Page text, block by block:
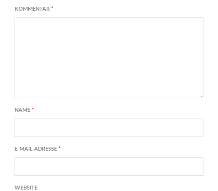
KOMMENTAR *
NAME *
E-MAIL-ADRESSE *
WEBSITE